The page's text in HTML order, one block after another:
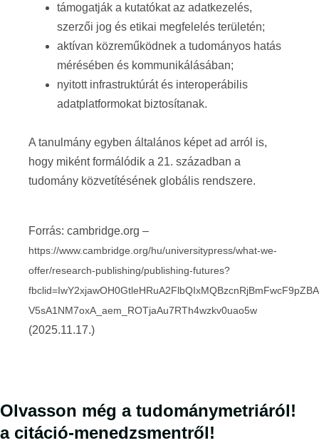
támogatják a kutatókat az adatkezelés,
szerzői jog és etikai megfelelés területén;
aktívan közreműködnek a tudományos hatás
mérésében és kommunikálásában;
nyitott infrastruktúrát és interoperábilis
adatplatformokat biztosítanak.
A tanulmány egyben általános képet ad arról is,
hogy miként formálódik a 21. században a
tudomány közvetítésének globális rendszere.
Forrás: cambridge.org –
https://www.cambridge.org/hu/universitypress/what-we-
offer/research-publishing/publishing-futures?
V5sA1NM7oxA_aem_ROTjaAu7RTh4wzkv0uao5w
(2025.11.17.)
Olvasson még a tudománymetriáról!
a citáció-menedzsmentről!